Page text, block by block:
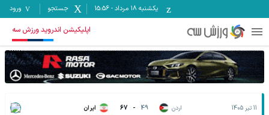
یکشنبه ۱۸ مرداد -
15:56 جستجو ورود
اپلیکیشن اندروید ورزش سه
11 تیر 1405 اردن 49
-
67 ایران